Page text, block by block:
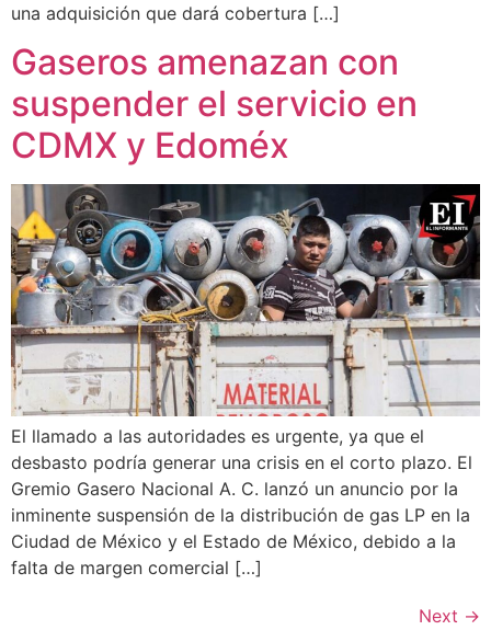
una adquisición que dará cobertura […]
Gaseros amenazan con
suspender el servicio en
CDMX y Edoméx
El llamado a las autoridades es urgente, ya que el
desbasto podría generar una crisis en el corto plazo. El
Gremio Gasero Nacional A. C. lanzó un anuncio por la
inminente suspensión de la distribución de gas LP en la
Ciudad de México y el Estado de México, debido a la
falta de margen comercial […]
Next →